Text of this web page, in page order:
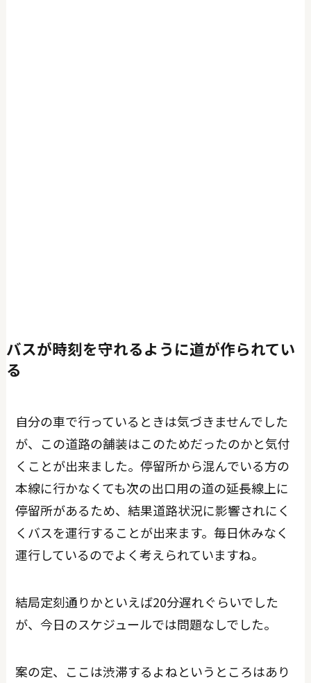
バスが時刻を守れるように道が作られてい
る
自分の車で行っているときは気づきませんでした
が、この道路の舗装はこのためだったのかと気付
くことが出来ました。停留所から混んでいる方の
本線に行かなくても次の出口用の道の延長線上に
停留所があるため、結果道路状況に影響されにく
くバスを運行することが出来ます。毎日休みなく
運行しているのでよく考えられていますね。
結局定刻通りかといえば20分遅れぐらいでした
が、今日のスケジュールでは問題なしでした。
案の定、ここは渋滞するよねというところはあり